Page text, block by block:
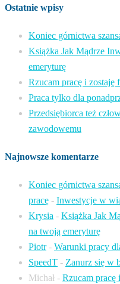
Ostatnie wpisy
Koniec górnictwa
Książka Jak Mądrze
emeryturę
Rzucam pracę i zostaję
Praca tylko dla
Przedsiębiorca też
zawodowemu
Najnowsze komentarze
Koniec górnictwa
pracę - Inwestycje w
Krysia - Książka Jak
na twoją emeryturę
Piotr- Warunki pracy
SpeedT - Zanurz się w
Michał - Rzucam pracę